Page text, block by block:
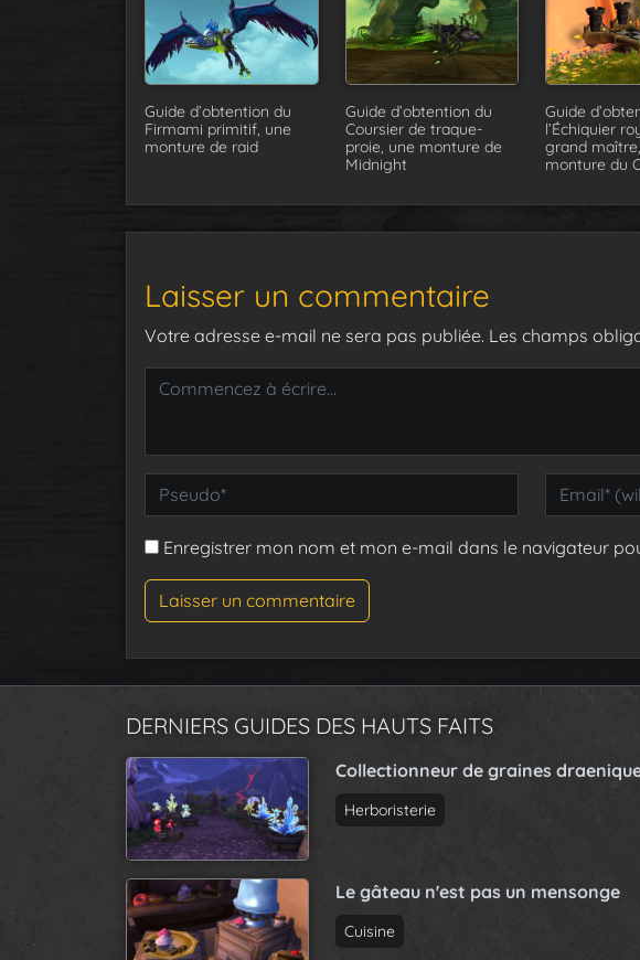
Guide d’obtention du
Firmami primitif, une
monture de raid
Guide d’obtention du
Coursier de traque-
proie, une monture de
Midnight
Guide
l’Échiquier
grand
monture du
Laisser un commentaire
Votre adresse e-mail ne sera pas publiée. Les champs
Enregistrer mon nom et mon e-mail dans le navigateur
DERNIERS GUIDES DES HAUTS FAITS
Collectionneur de graines
Herboristerie
Le gâteau n'est pas un mensonge
Cuisine